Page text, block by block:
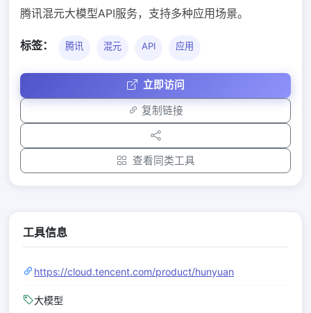
腾讯混元大模型API服务，支持多种应用场景。
标签： 腾讯 混元 API 应用
立即访问
复制链接
查看同类工具
工具信息
https://cloud.tencent.com/product/hunyuan
大模型